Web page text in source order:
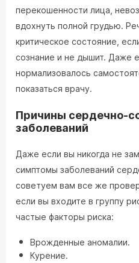
перекошенности лица,
вдохнуть полной грудью.
критическое состояние,
сознание и не дышит. Даже
нормализовалось
показаться врачу.
Причины сердечно-
заболеваний
Даже если вы никогда не
симптомы заболеваний
советуем вам все же
если вы входите в группу
частые факторы риска:
Врожденные аномалии.
Курение.